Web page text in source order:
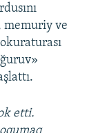
memuriy ve
etti.